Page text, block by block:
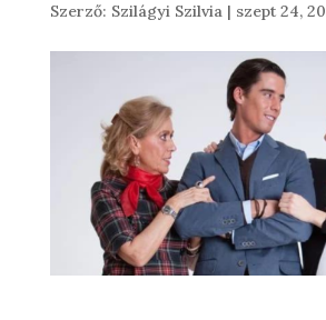
Szerző: Szilágyi Szilvia| szept 24,